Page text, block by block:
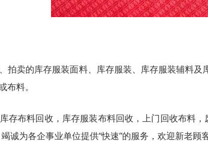
拍卖的库存服装面料、库存服装、库存服装辅料
料。
存布料回收，库存服装布料回收，上门回收布料
诚为各企事业单位提供“快速”的服务，欢迎新老顾